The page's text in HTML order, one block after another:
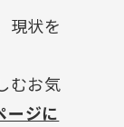
現状を
むお気
ージに